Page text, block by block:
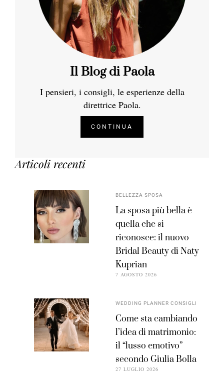
Il Blog di Paola
I pensieri, i consigli, le esperienze della
direttrice Paola.
CONTINUA
Articoli recenti
BELLEZZA SPOSA
La sposa più bella è
quella che si
riconosce: il nuovo
Bridal Beauty di Naty
Kuprian
7 AGOSTO 2026
WEDDING PLANNER CONSIGLI
Come sta cambiando
l’idea di matrimonio:
il “lusso emotivo”
secondo Giulia Bolla
27 LUGLIO 2026